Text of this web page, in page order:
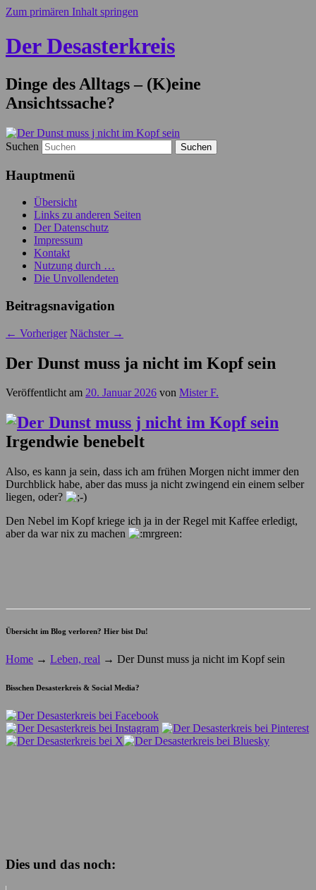
Zum primären Inhalt springen
Der Desasterkreis
Dinge des Alltags – (K)eine
Ansichtssache?
Suchen
Hauptmenü
Übersicht
Links zu anderen Seiten
Der Datenschutz
Impressum
Kontakt
Nutzung durch …
Die Unvollendeten
Beitragsnavigation
← Vorheriger Nächster →
Der Dunst muss ja nicht im Kopf sein
Veröffentlicht am 20. Januar 2026 von Mister F.
Irgendwie benebelt
Also, es kann ja sein, dass ich am frühen Morgen nicht immer den
Durchblick habe, aber das muss ja nicht zwingend ein einem selber
liegen, oder?
Den Nebel im Kopf kriege ich ja in der Regel mit Kaffee erledigt,
aber da war nix zu machen
Übersicht im Blog verloren? Hier bist Du!
Home → Leben, real → Der Dunst muss ja nicht im Kopf sein
Bisschen Desasterkreis & Social Media?
Dies und das noch: